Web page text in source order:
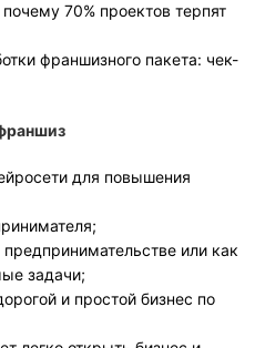
70% проектов терпят
франшизного пакета: чек-
для повышения
или как
задачи;
и простой бизнес по